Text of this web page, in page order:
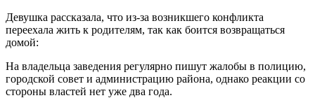
Девушка рассказала, что из-за возникшего конфликта
переехала жить к родителям, так как боится возвращаться
домой:
На владельца заведения регулярно пишут жалобы в полицию,
городской совет и администрацию района, однако реакции со
стороны властей нет уже два года.